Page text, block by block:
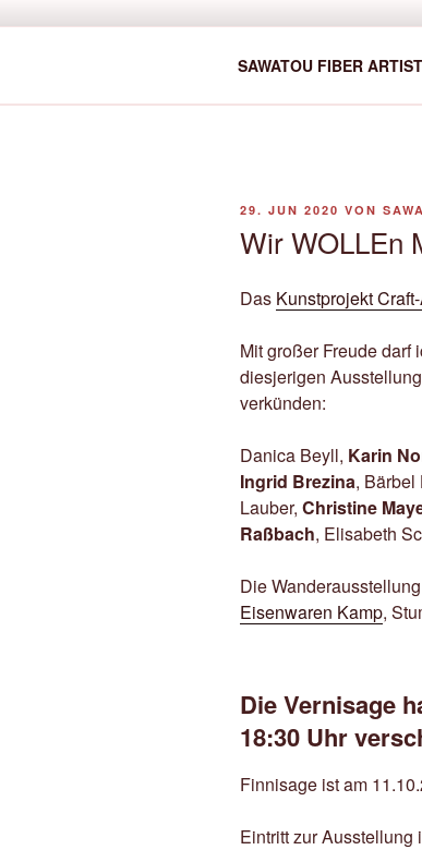
Fiber Artist
SAWATOU FIBER ARTIST
VERÖFFENTLICHT
29. JUN 2020 VON
Wir WOLLEn
Das Kunstprojekt
Mit großer Freude darf
diesjerigen
verkünden:
Danica Beyll, Karin
Ingrid Brezina, Bärbel
Lauber, Christine
Raßbach, Elisabeth
Die
Eisenwaren Kamp,
Die Vernisage
18:30 Uhr
Finnisage ist am
Eintritt zur Ausstellung